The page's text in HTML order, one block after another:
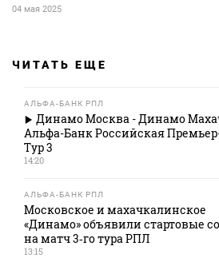
04 мая 2025
ЧИТАТЬ ЕЩЕ
АЛЬФА-БАНК РПЛ
Динамо Москва - Динамо
Альфа-Банк Российская
Тур 3
14:20
АЛЬФА-БАНК РПЛ
Московское и махачкалинское
«Динамо» объявили стартовые
на матч 3‑го тура РПЛ
13:15